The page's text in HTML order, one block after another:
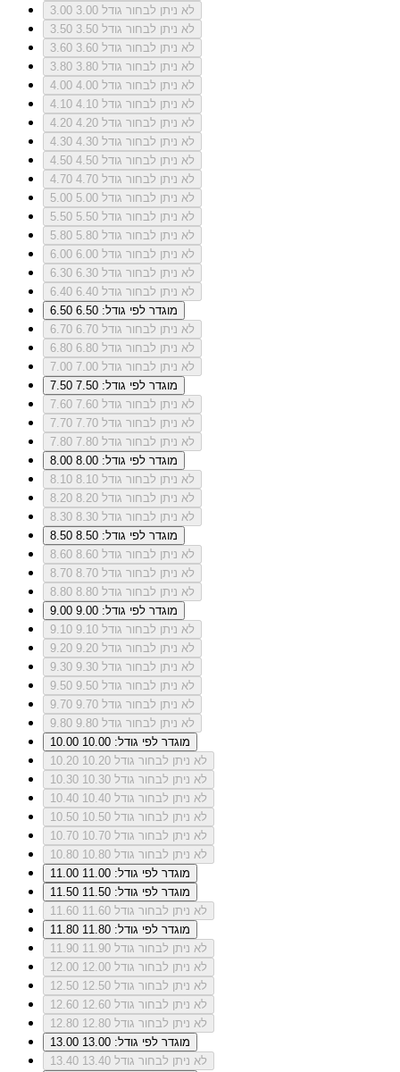
3.00
לא ניתן לבחור גודל 3.00
3.50
לא ניתן לבחור גודל 3.50
3.60
לא ניתן לבחור גודל 3.60
3.80
לא ניתן לבחור גודל 3.80
4.00
לא ניתן לבחור גודל 4.00
4.10
לא ניתן לבחור גודל 4.10
4.20
לא ניתן לבחור גודל 4.20
4.30
לא ניתן לבחור גודל 4.30
4.50
לא ניתן לבחור גודל 4.50
4.70
לא ניתן לבחור גודל 4.70
5.00
לא ניתן לבחור גודל 5.00
5.50
לא ניתן לבחור גודל 5.50
5.80
לא ניתן לבחור גודל 5.80
6.00
לא ניתן לבחור גודל 6.00
6.30
לא ניתן לבחור גודל 6.30
6.40
לא ניתן לבחור גודל 6.40
6.50
מוגדר לפי גודל: 6.50
6.70
לא ניתן לבחור גודל 6.70
6.80
לא ניתן לבחור גודל 6.80
7.00
לא ניתן לבחור גודל 7.00
7.50
מוגדר לפי גודל: 7.50
7.60
לא ניתן לבחור גודל 7.60
7.70
לא ניתן לבחור גודל 7.70
7.80
לא ניתן לבחור גודל 7.80
8.00
מוגדר לפי גודל: 8.00
8.10
לא ניתן לבחור גודל 8.10
8.20
לא ניתן לבחור גודל 8.20
8.30
לא ניתן לבחור גודל 8.30
8.50
מוגדר לפי גודל: 8.50
8.60
לא ניתן לבחור גודל 8.60
8.70
לא ניתן לבחור גודל 8.70
8.80
לא ניתן לבחור גודל 8.80
9.00
מוגדר לפי גודל: 9.00
9.10
לא ניתן לבחור גודל 9.10
9.20
לא ניתן לבחור גודל 9.20
9.30
לא ניתן לבחור גודל 9.30
9.50
לא ניתן לבחור גודל 9.50
9.70
לא ניתן לבחור גודל 9.70
9.80
לא ניתן לבחור גודל 9.80
10.00
מוגדר לפי גודל: 10.00
10.20
לא ניתן לבחור גודל 10.20
10.30
לא ניתן לבחור גודל 10.30
10.40
לא ניתן לבחור גודל 10.40
10.50
לא ניתן לבחור גודל 10.50
10.70
לא ניתן לבחור גודל 10.70
10.80
לא ניתן לבחור גודל 10.80
11.00
מוגדר לפי גודל: 11.00
11.50
מוגדר לפי גודל: 11.50
11.60
לא ניתן לבחור גודל 11.60
11.80
מוגדר לפי גודל: 11.80
11.90
לא ניתן לבחור גודל 11.90
12.00
לא ניתן לבחור גודל 12.00
12.50
לא ניתן לבחור גודל 12.50
12.60
לא ניתן לבחור גודל 12.60
12.80
לא ניתן לבחור גודל 12.80
13.00
מוגדר לפי גודל: 13.00
13.40
לא ניתן לבחור גודל 13.40